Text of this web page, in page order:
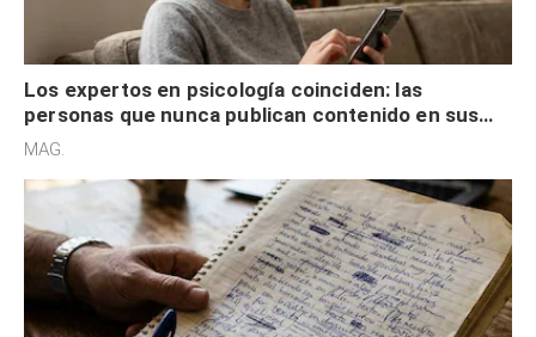
Los expertos en psicología coinciden: las
personas que nunca publican contenido en sus
redes sociales no pretenden buscar validación
MAG.